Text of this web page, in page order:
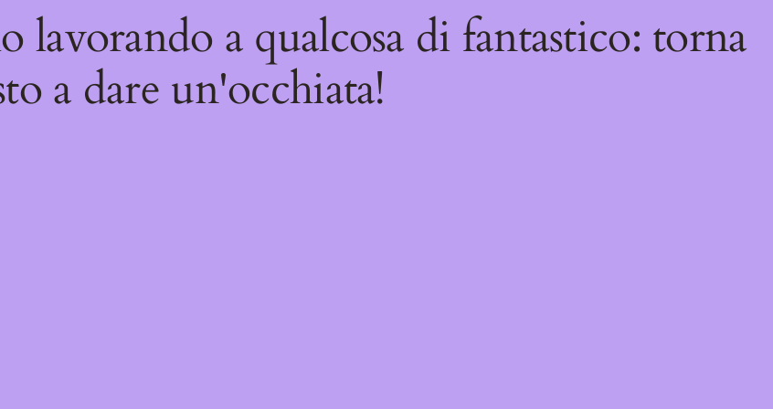
lavorando a qualcosa di fantastico: torna
a dare un'occhiata!